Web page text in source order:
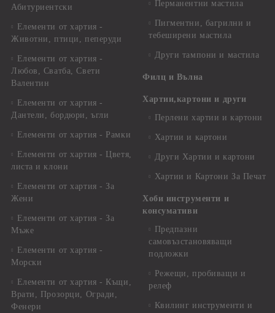
Абитуриентски
Елементи от хартия -
Животни, птици, пеперуди
Елементи от хартия -
Любов, Сватба, Свети
Валентин
Елементи от хартия -
Дантели, бордюри, ъгли
Елементи от хартия - Рамки
Елементи от хартия - Цветя,
листа и клони
Елементи от хартия - За
Жени
Елементи от хартия - За
Мъже
Елементи от хартия -
Морски
Елементи от хартия - Къщи,
Врати, Прозорци, Огради,
Фенери
Перманентни мастила
Пигментни, багрилни и
тебеширени мастила
Други тампони и мастила
Филц и Вълна
Хартии,картони и други
Перлени хартии и картони
Хартии и картони
Други Хартии и картони
Хартии и Картони За Печат
Хоби инструменти и
консумативи
Предпазни
самовъзстановяващи
подложки
Режещи, пробиващи и
релеф
Квилинг инструменти и